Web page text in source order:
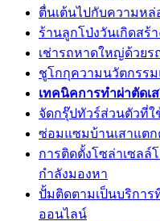
ตื่นเต้นไปกับความหล่
ร้านลูกโป่งวันเกิดสร้
เช่ารถหาดใหญ่ด้วย
ชูโกกุความนวัตกรร
เทคนิคการทำผ่าตัด
จัดกรุ๊ปทัวร์ส่วนตัวที่ใ
ซ่อมแซมบ้านเสาแต
การติดตั้งโซล่าเซล
กำลังมองหา
ปั้มติดตามเป็นบริการ
ออนไลน์